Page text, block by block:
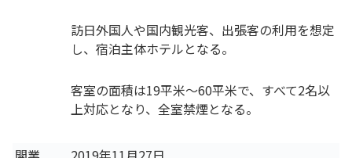
訪日外国人や国内観光客、出張客の利用を想定
し、宿泊主体ホテルとなる。
客室の面積は19平米～60平米で、すべて2名以
上対応となり、全室禁煙となる。